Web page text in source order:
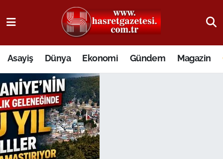
Asayiş Dünya Ekonomi Gündem Magazin
Osmaniye Nöbetçi Eczaneler
Osmaniye Hava Durumu
Osmaniye Trafik Yoğunluk Haritası
Süper Lig Puan Durumu ve Fikstür
Tüm Manşetler